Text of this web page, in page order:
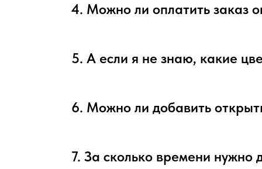
4. Можно ли оплатить заказ
5. А если я не знаю, какие
6. Можно ли добавить
7. За сколько времени нужно